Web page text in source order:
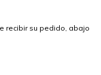
recibir su pedido, abajo